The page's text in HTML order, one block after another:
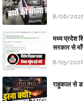
8/06/2026
मध्य प्रदेश
सरकार से
8/05/2026
राहुकाल से